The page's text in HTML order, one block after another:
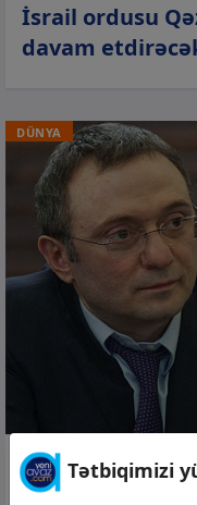
İsrail ordusu
davam
DÜNYA
06 avq 2026, 15:31
Süleyman
Tətbiqimizi